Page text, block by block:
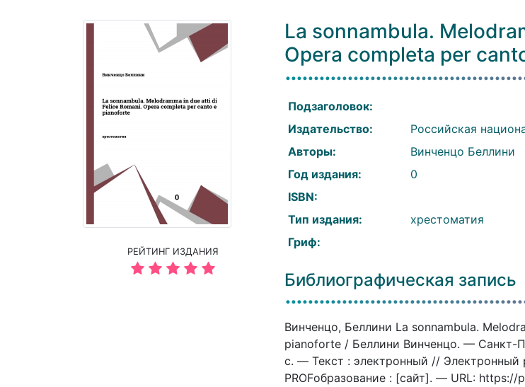
РЕЙТИНГ ИЗДАНИЯ
La sonnambula.
Opera completa per
Подзаголовок:
Издательство:
Российская
Авторы:
Винченцо Беллини
Год издания:
0
ISBN:
Тип издания:
хрестоматия
Гриф:
Библиографическая запись
Винченцо, Беллини La sonnambula.
pianoforte / Беллини Винченцо. — Санкт-
c. — Текст : электронный //
PROFобразование : [сайт]. — URL: